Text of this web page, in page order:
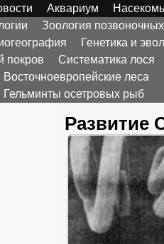
Аквариум
Зоология позвоночных
Генетика и
покров
Систематика лося
Восточноевропейские леса
Гельминты осетровых рыб
Развитие